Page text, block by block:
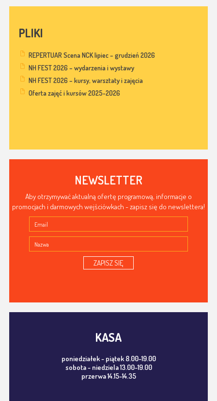
PLIKI
REPERTUAR Scena NCK lipiec – grudzień 2026
NH FEST 2026 – wydarzenia i wystawy
NH FEST 2026 – kursy, warsztaty i zajęcia
Oferta zajęć i kursów 2025-2026
NEWSLETTER
Aby otrzymywać aktualną ofertę programową, informacje o
promocjach i darmowych wejściówkach - zapisz się do newslettera!
ZAPISZ SIĘ
KASA
poniedziałek - piątek 8.00-19.00
sobota - niedziela 13.00-19.00
przerwa 14.15-14.35